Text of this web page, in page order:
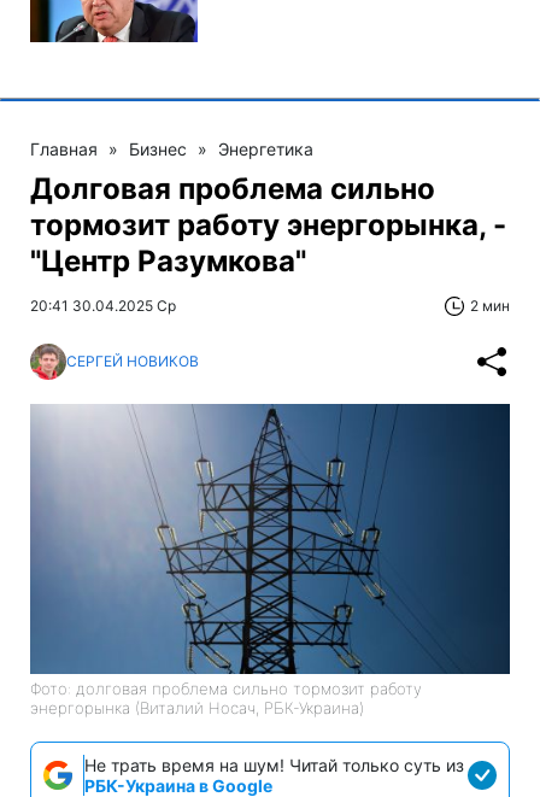
Главная » Бизнес » Энергетика
Долговая проблема сильно
тормозит работу энергорынка, -
"Центр Разумкова"
20:41 30.04.2025 Ср 2 мин
СЕРГЕЙ НОВИКОВ
Фото: долговая проблема сильно тормозит работу
энергорынка (Виталий Носач, РБК-Украина)
Не трать время на шум! Читай только суть из
РБК-Украина в Google